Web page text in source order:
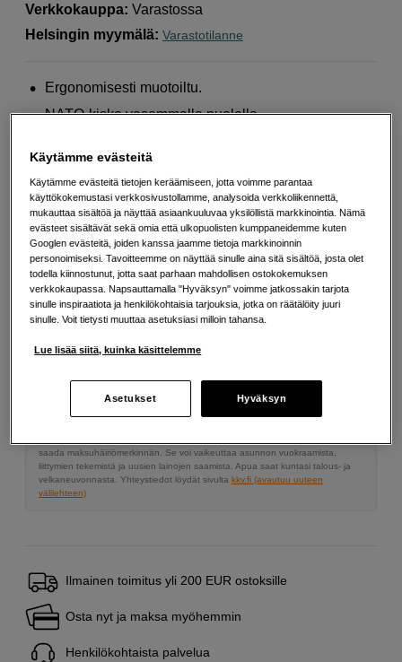
Verkkokauppa: Varastossa
Helsingin myymälä: Varastotilanne
Ergonomisesti muotoiltu.
NATO-kisko vasemmalla puolella.
Lisää tietoa
154 EUR
Määrä
Lisää ostoskoriin
Maksa Svea-erämaksulla
saada maksuhäiriömerkinnän. Se voi vaikeuttaa asunnon vuokraamista,
liittymien tekemistä ja uusien lainojen saamista. Apua saat kuntasi talous- ja
velkaneuvonnasta. Yhteystiedot löydät sivulta kkv.fi (avautuu uuteen
välilehteen)
Ilmainen toimitus yli 200 EUR ostoksille
Osta nyt ja maksa myöhemmin
Henkilökohtaista palvelua
Käytämme evästeitä
Käytämme evästeitä tietojen keräämiseen, jotta voimme parantaa
käyttökokemustasi verkkosivustollamme, analysoida verkkoliikennettä,
mukauttaa sisältöä ja näyttää asiaankuuluvaa yksilöllistä markkinointia. Nämä
evästeet sisältävät sekä omia että ulkopuolisten kumppaneidemme kuten
Googlen evästeitä, joiden kanssa jaamme tietoja markkinoinnin
personoimiseksi. Tavoitteemme on näyttää sinulle aina sitä sisältöä, josta olet
todella kiinnostunut, jotta saat parhaan mahdollisen ostokokemuksen
verkkokaupassa. Napsauttamalla "Hyväksyn" voimme jatkossakin tarjota
sinulle inspiraatiota ja henkilökohtaisia tarjouksia, jotka on räätälöity juuri
sinulle. Voit tietysti muuttaa asetuksiasi milloin tahansa.
Lue lisää siitä, kuinka käsittelemme
Asetukset Hyväksyn